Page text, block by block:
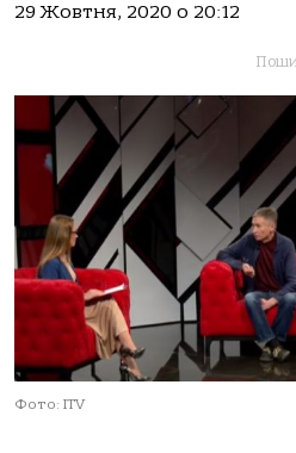
29 Жовтня, 2020 о 20:12
Фото: ITV